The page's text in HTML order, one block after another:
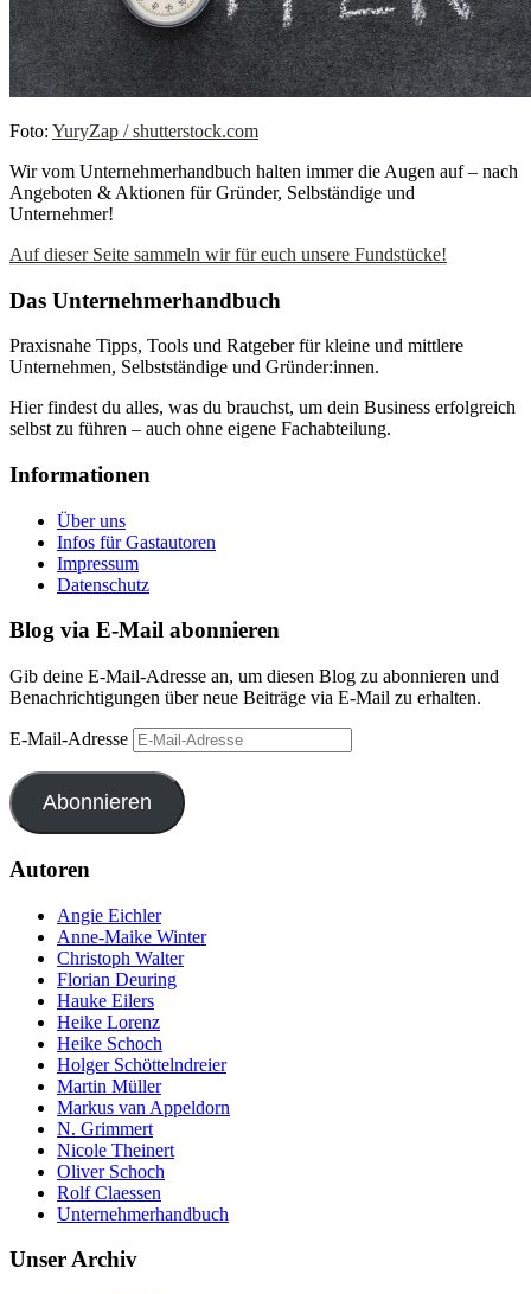
Foto: YuryZap / shutterstock.com
Wir vom Unternehmerhandbuch halten immer die Augen auf – nach
Angeboten & Aktionen für Gründer, Selbständige und
Unternehmer!
Auf dieser Seite sammeln wir für euch unsere Fundstücke!
Das Unternehmerhandbuch
Praxisnahe Tipps, Tools und Ratgeber für kleine und mittlere
Unternehmen, Selbstständige und Gründer:innen.
Hier findest du alles, was du brauchst, um dein Business erfolgreich
selbst zu führen – auch ohne eigene Fachabteilung.
Informationen
Über uns
Infos für Gastautoren
Impressum
Datenschutz
Blog via E-Mail abonnieren
Gib deine E-Mail-Adresse an, um diesen Blog zu abonnieren und
Benachrichtigungen über neue Beiträge via E-Mail zu erhalten.
E-Mail-Adresse
Abonnieren
Autoren
Angie Eichler
Anne-Maike Winter
Christoph Walter
Florian Deuring
Hauke Eilers
Heike Lorenz
Heike Schoch
Holger Schöttelndreier
Martin Müller
Markus van Appeldorn
N. Grimmert
Nicole Theinert
Oliver Schoch
Rolf Claessen
Unternehmerhandbuch
Unser Archiv